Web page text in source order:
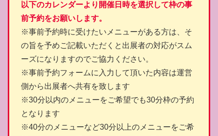
以下のカレンダーより開催日時を選択して枠の事
前予約をお願いします。
※事前予約時に受けたいメニューがある方は、そ
の旨を予めご記載いただくと出展者の対応がスム
ーズになりますのでご協力ください。
※事前予約フォームに入力して頂いた内容は運営
側から出展者へ共有を致します
※30分以内のメニューをご希望でも30分枠の予約
となります
※40分のメニューなど30分以上のメニューをご希